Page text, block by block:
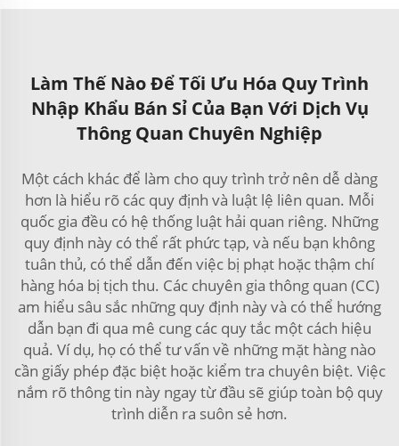
Làm Thế Nào Để Tối Ưu Hóa Quy Trình
Nhập Khẩu Bán Sỉ Của Bạn Với Dịch Vụ
Thông Quan Chuyên Nghiệp
Một cách khác để làm cho quy trình trở nên dễ dàng
hơn là hiểu rõ các quy định và luật lệ liên quan. Mỗi
quốc gia đều có hệ thống luật hải quan riêng. Những
quy định này có thể rất phức tạp, và nếu bạn không
tuân thủ, có thể dẫn đến việc bị phạt hoặc thậm chí
hàng hóa bị tịch thu. Các chuyên gia thông quan (CC)
am hiểu sâu sắc những quy định này và có thể hướng
dẫn bạn đi qua mê cung các quy tắc một cách hiệu
quả. Ví dụ, họ có thể tư vấn về những mặt hàng nào
cần giấy phép đặc biệt hoặc kiểm tra chuyên biệt. Việc
nắm rõ thông tin này ngay từ đầu sẽ giúp toàn bộ quy
trình diễn ra suôn sẻ hơn.